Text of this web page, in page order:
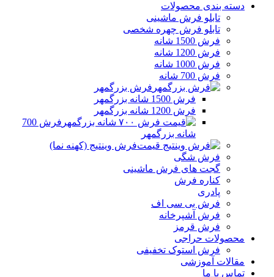
دسته بندی محصولات
تابلو فرش ماشینی
تابلو فرش چهره شخصی
فرش 1500 شانه
فرش 1200 شانه
فرش 1000 شانه
فرش 700 شانه
فرش بزرگمهر
فرش 1500 شانه بزرگمهر
فرش 1200 شانه بزرگمهر
فرش 700
شانه بزرگمهر
فرش وینتیج (کهنه نما)
فرش شگی
گجت های فرش ماشینی
کناره فرش
پادری
فرش بی سی اف
فرش آشپرخانه
فرش قرمز
محصولات حراجی
فرش استوک تخفیفی
مقالات آموزشی
تماس با ما